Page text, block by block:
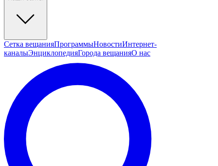
Сетка вещанияПрограммыНовостиИнтернет-
каналыЭнциклопедияГорода вещанияО нас